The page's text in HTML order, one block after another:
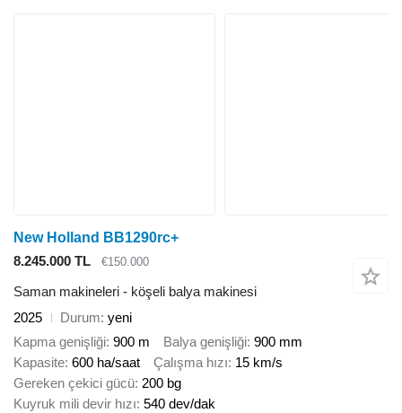
New Holland BB1290rc+
8.245.000 TL
€150.000
Saman makineleri - köşeli balya makinesi
2025
Durum yeni
Kapma genişliği 900 m Balya genişliği 900 mm
Kapasite 600 ha/saat Çalışma hızı 15 km/s
Gereken çekici gücü 200 bg
Kuyruk mili devir hızı 540 dev/dak